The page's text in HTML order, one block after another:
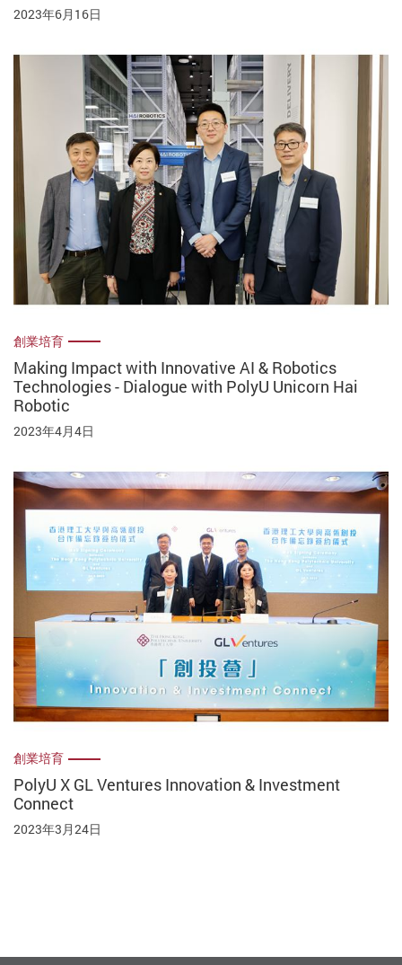
2023年6月16日
創業培育
Making Impact with Innovative AI & Robotics
Technologies - Dialogue with PolyU Unicorn Hai
Robotic
2023年4月4日
創業培育
PolyU X GL Ventures Innovation & Investment
Connect
2023年3月24日